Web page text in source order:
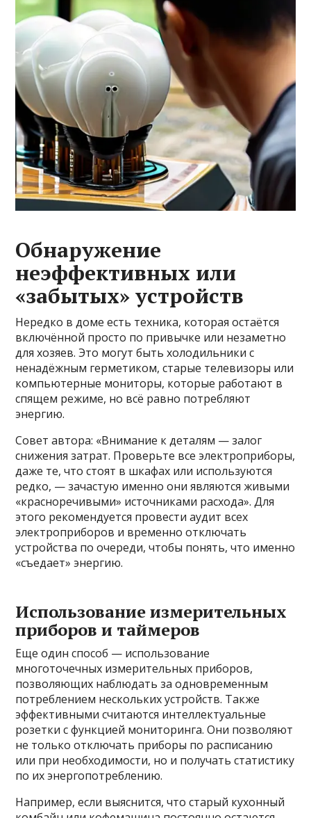
Обнаружение
неэффективных или
«забытых» устройств
Нередко в доме есть техника, которая остаётся
включённой просто по привычке или незаметно
для хозяев. Это могут быть холодильники с
ненадёжным герметиком, старые телевизоры или
компьютерные мониторы, которые работают в
спящем режиме, но всё равно потребляют
энергию.
Совет автора: «Внимание к деталям — залог
снижения затрат. Проверьте все электроприборы,
даже те, что стоят в шкафах или используются
редко, — зачастую именно они являются живыми
«красноречивыми» источниками расхода». Для
этого рекомендуется провести аудит всех
электроприборов и временно отключать
устройства по очереди, чтобы понять, что именно
«съедает» энергию.
Использование измерительных
приборов и таймеров
Еще один способ — использование
многоточечных измерительных приборов,
позволяющих наблюдать за одновременным
потреблением нескольких устройств. Также
эффективными считаются интеллектуальные
розетки с функцией мониторинга. Они позволяют
не только отключать приборы по расписанию
или при необходимости, но и получать статистику
по их энергопотреблению.
Например, если выяснится, что старый кухонный